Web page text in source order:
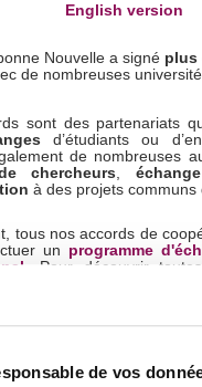
de vos
English version
Nouvelle a signé plus
de nombreuses
sont des partenariats
d’étudiants ou
de nombreuses
chercheurs
à des projets communs
tous nos accords de
un programme
. Pour découvrir
étrangères ou des